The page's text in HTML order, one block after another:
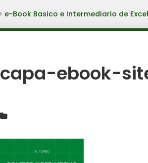
e-Book Basico e Intermediario de Excel
capa-ebook-